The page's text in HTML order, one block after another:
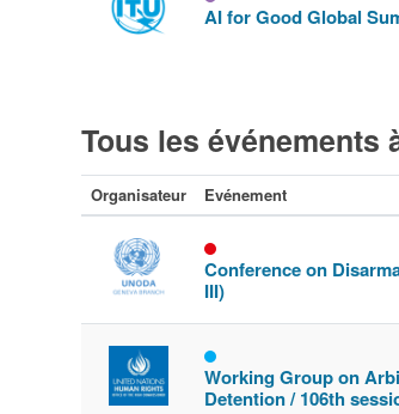
AI for Good Global
Tous les événements
Organisateur Evénement
Conference on
III)
Working Group on
Detention / 106th